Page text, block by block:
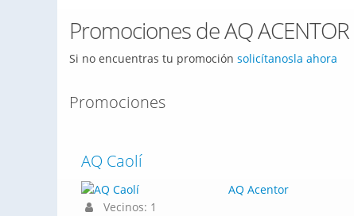
Promociones de AQ ACENTOR
Si no encuentras tu promoción solicítanosla ahora
Promociones
AQ Caolí
AQ Acentor
Vecinos: 1